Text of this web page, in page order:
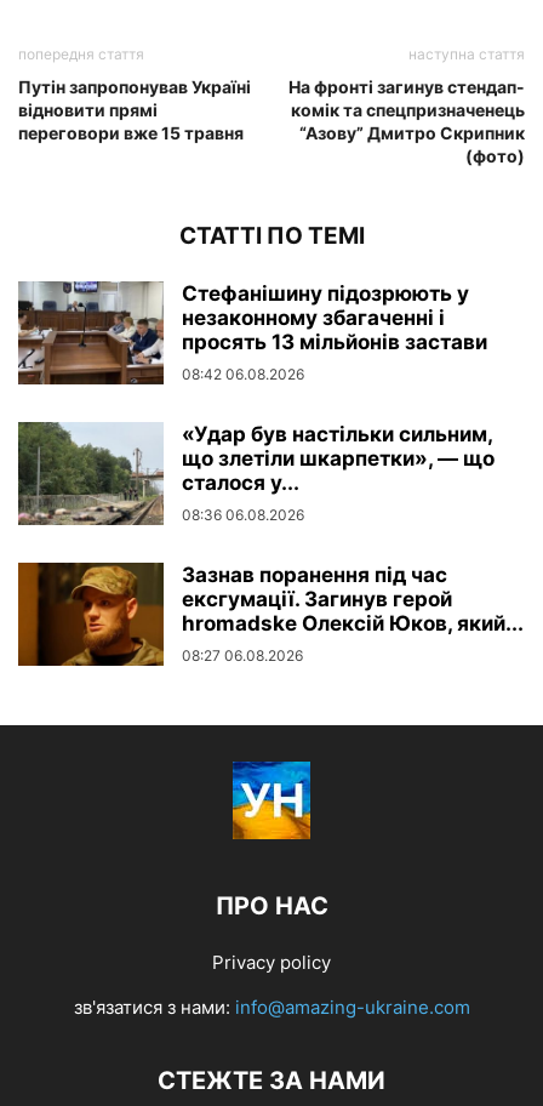
попередня стаття
Путін запропонував Україні
відновити прямі
переговори вже 15 травня
наступна стаття
На фронті загинув стендап-
комік та спецпризначенець
“Азову” Дмитро Скрипник
(фото)
СТАТТІ ПО ТЕМІ
Стефанішину підозрюють у
незаконному збагаченні і
просять 13 мільйонів застави
08:42 06.08.2026
«Удар був настільки сильним,
що злетіли шкарпетки», — що
сталося у...
08:36 06.08.2026
Зазнав поранення під час
ексгумації. Загинув герой
hromadske Олексій Юков, який...
08:27 06.08.2026
ПРО НАС
Privacy policy
зв'язатися з нами: info@amazing-ukraine.com
СТЕЖТЕ ЗА НАМИ